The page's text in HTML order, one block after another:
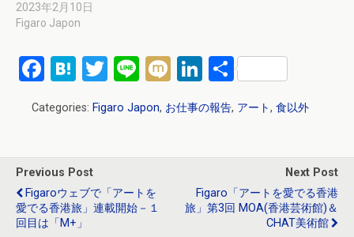
2023年2月10日
Figaro Japon
F
ce
o
o
k
H
e
a
T
tt
Li
e
M
ixi
Li
n
ke
共
Categories: Figaro Japon, お仕事の報告, アート, 食以外
Previous Post
Figaroウェブで「アートを
愛でる香港旅」連載開始－１
回目は「M+」
Next Post
Figaro「アートを愛でる香港
旅」第3回 MOA(香港芸術館)＆
CHAT美術館